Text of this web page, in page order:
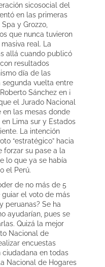
sicosocial del
en las primeras
y Grozzo,
que nunca tuvieron
real. La
allá cuando publicó
resultados
día de las
vuelta entre
Sánchez en ¡
el Jurado Nacional
en las mesas donde
Lima sur y Estados
La intención
“estratégico” hacia
forzar su pase a la
lo que ya se había
el Perú.
de no más de 5
el voto de más
peruanas? Se ha
ayudarían, pues se
Quizá la mejor
Nacional de
encuestas
en todas
Nacional de Hogares